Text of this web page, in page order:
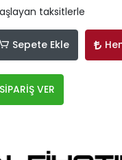
taksitlerle
Sepete Ekle
VER